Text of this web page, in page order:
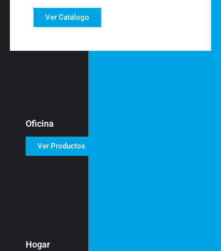
Ver Catálogo
Oficina
Ver Productos
Hogar